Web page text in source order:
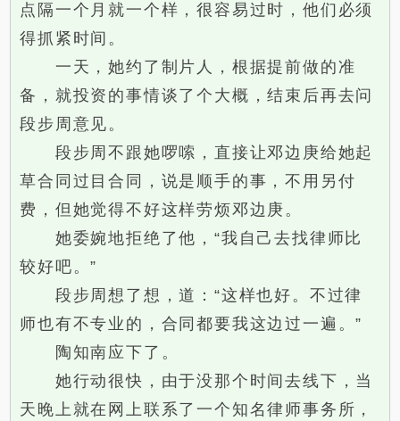
点隔一个月就一个样，很容易过时，他们必须
得抓紧时间。
一天，她约了制片人，根据提前做的准
备，就投资的事情谈了个大概，结束后再去问
段步周意见。
段步周不跟她啰嗦，直接让邓边庚给她起
草合同过目合同，说是顺手的事，不用另付
费，但她觉得不好这样劳烦邓边庚。
她委婉地拒绝了他，“我自己去找律师比
较好吧。”
段步周想了想，道：“这样也好。不过律
师也有不专业的，合同都要我这边过一遍。”
陶知南应下了。
她行动很快，由于没那个时间去线下，当
天晚上就在网上联系了一个知名律师事务所，